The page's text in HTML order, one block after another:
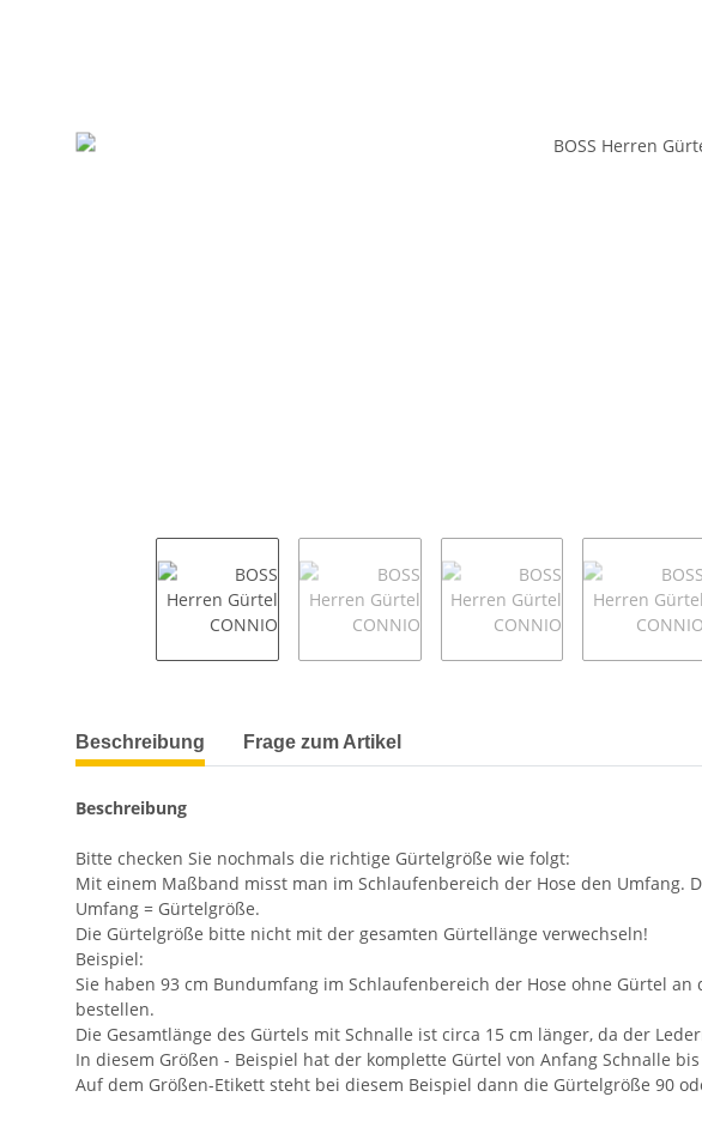
weitere Registerkarten anzeigen
Beschreibung Frage zum Artikel
Beschreibung
Bitte checken Sie nochmals die richtige Gürtelgröße wie folgt:
Mit einem Maßband misst man im Schlaufenbereich der Hose den
Umfang = Gürtelgröße.
Die Gürtelgröße bitte nicht mit der gesamten Gürtellänge verwechseln!
Beispiel:
Sie haben 93 cm Bundumfang im Schlaufenbereich der Hose ohne Gürtel
bestellen.
Die Gesamtlänge des Gürtels mit Schnalle ist circa 15 cm länger, da der
In diesem Größen - Beispiel hat der komplette Gürtel von Anfang Schnalle
Auf dem Größen-Etikett steht bei diesem Beispiel dann die Gürtelgröße 90